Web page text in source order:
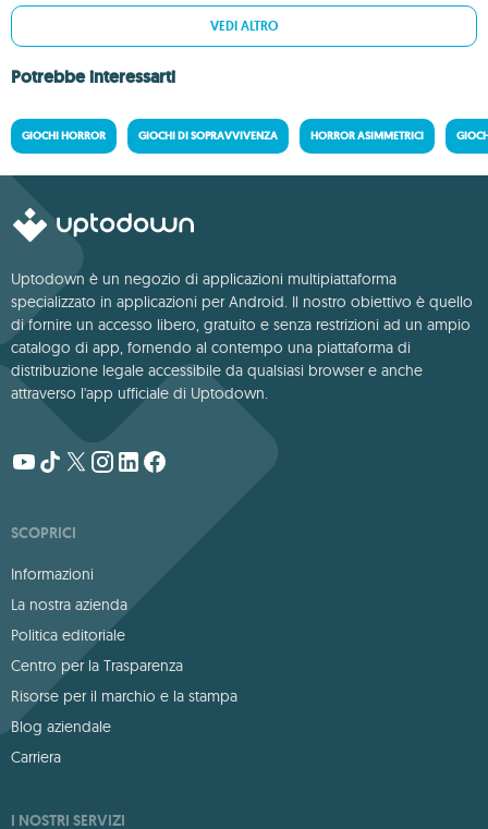
VEDI ALTRO
Potrebbe interessarti
GIOCHI HORROR GIOCHI DI SOPRAVVIVENZA HORROR ASIMMETRICI
Uptodown è un negozio di applicazioni multipiattaforma
specializzato in applicazioni per Android. Il nostro obiettivo è quello
di fornire un accesso libero, gratuito e senza restrizioni ad un ampio
catalogo di app, fornendo al contempo una piattaforma di
distribuzione legale accessibile da qualsiasi browser e anche
attraverso l'app ufficiale di Uptodown.
SCOPRICI
Informazioni
La nostra azienda
Politica editoriale
Centro per la Trasparenza
Risorse per il marchio e la stampa
Blog aziendale
Carriera
I NOSTRI SERVIZI